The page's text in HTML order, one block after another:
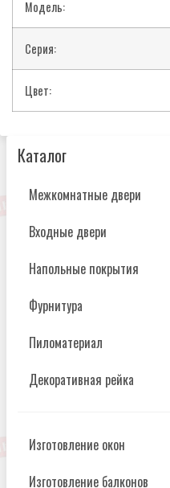
Модель:
Серия:
Цвет:
Каталог
Межкомнатные двери
Входные двери
Напольные покрытия
Фурнитура
Пиломатериал
Декоративная рейка
Изготовление окон
Изготовление балконов